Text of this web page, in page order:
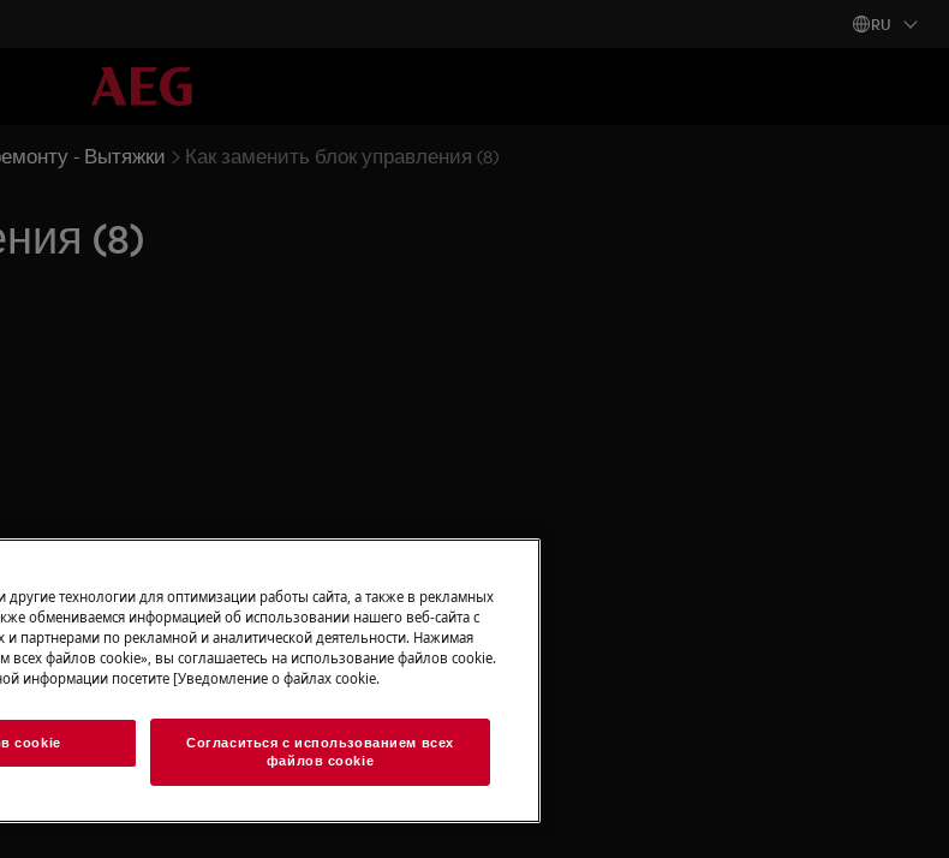
RU
- Вытяжки Как заменить блок управления (8)
(8)
перед
технологии для оптимизации работы сайта, а также в рекламных
обмениваемся информацией об использовании нашего веб-сайта с
и партнерами по рекламной и аналитической деятельности. Нажимая
всех файлов cookie», вы соглашаетесь на использование файлов cookie.
информации посетите [Уведомление о файлах cookie.
cookie
Согласиться с использованием всех
файлов cookie